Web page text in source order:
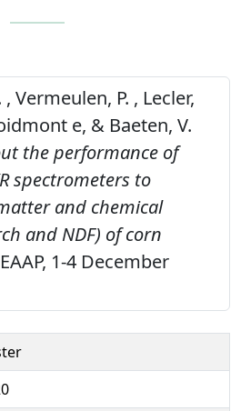
Vermeulen, P. , Lecler,
e, & Baeten, V.
the performance of
spectrometers to
and chemical
and NDF) of corn
1-4 December